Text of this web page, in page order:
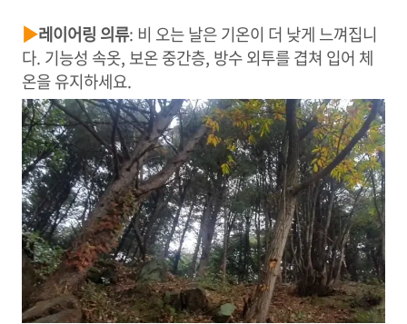
▶레이어링 의류: 비 오는 날은 기온이 더 낮게 느껴집니
다. 기능성 속옷, 보온 중간층, 방수 외투를 겹쳐 입어 체
온을 유지하세요.